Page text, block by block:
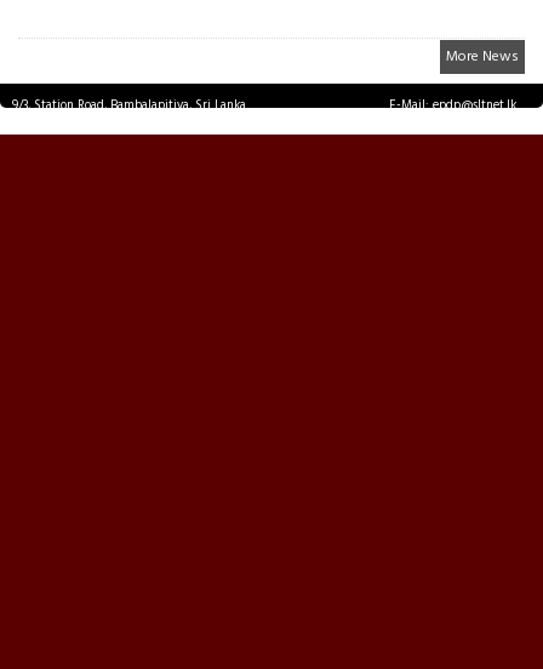
More News
9/3, Station Road, Bambalapitiya, Sri Lanka.
E-Mail: epdp@sltnet.lk